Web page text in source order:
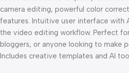
camera editing, powerful color
features. Intuitive user interface with
the video editing workflow. Perfect
bloggers, or anyone looking to make
Includes creative templates and AI